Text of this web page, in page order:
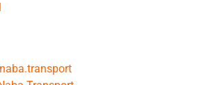
naba.transport